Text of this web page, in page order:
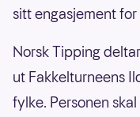
sitt engasjement
Norsk Tipping
ut Fakkelturneens
fylke. Personen